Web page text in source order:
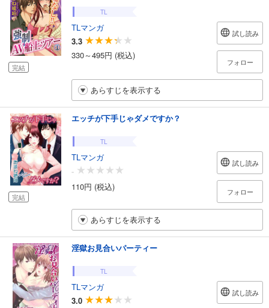
完結
TL
TLマンガ
3.3
330～495円 (税込)
試し読み
フォロー
あらすじを表示する
完結
エッチが下手じゃダメですか？
TL
TLマンガ
-
110円 (税込)
試し読み
フォロー
あらすじを表示する
淫獄お見合いパーティー
TL
TLマンガ
3.0
試し読み